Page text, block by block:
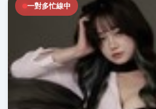
一對多忙線中